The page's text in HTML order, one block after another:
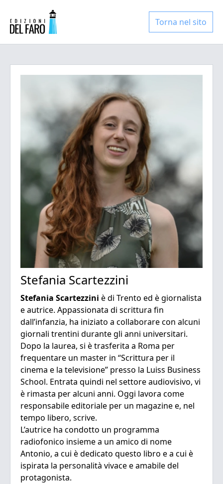
Torna nel sito
Stefania Scartezzini
Stefania Scartezzini è di Trento ed è giornalista
e autrice. Appassionata di scrittura fin
dall’infanzia, ha iniziato a collaborare con alcuni
giornali trentini durante gli anni universitari.
Dopo la laurea, si è trasferita a Roma per
frequentare un master in “Scrittura per il
cinema e la televisione” presso la Luiss Business
School. Entrata quindi nel settore audiovisivo, vi
è rimasta per alcuni anni. Oggi lavora come
responsabile editoriale per un magazine e, nel
tempo libero, scrive.
L’autrice ha condotto un programma
radiofonico insieme a un amico di nome
Antonio, a cui è dedicato questo libro e a cui è
ispirata la personalità vivace e amabile del
protagonista.